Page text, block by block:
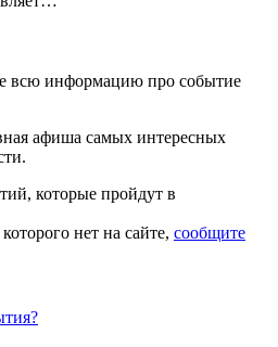
всю информацию про событие
афиша самых интересных
которые пройдут в
нет на сайте, сообщите